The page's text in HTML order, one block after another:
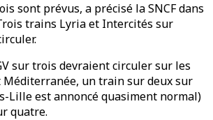
sont prévus, a précisé la SNCF dans
trains Lyria et Intercités sur
sur trois devraient circuler sur les
Méditerranée, un train sur deux sur
Lille est annoncé quasiment normal)
quatre.